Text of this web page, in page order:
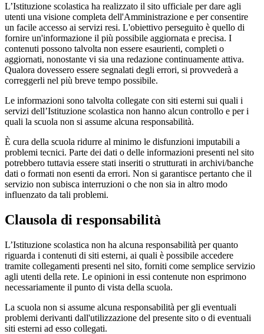
L’Istituzione scolastica ha realizzato il sito ufficiale per dare agli
utenti una visione completa dell'Amministrazione e per consentire
un facile accesso ai servizi resi. L'obiettivo perseguito è quello di
fornire un'informazione il più possibile aggiornata e precisa. I
contenuti possono talvolta non essere esaurienti, completi o
aggiornati, nonostante vi sia una redazione continuamente attiva.
Qualora dovessero essere segnalati degli errori, si provvederà a
correggerli nel più breve tempo possibile.
Le informazioni sono talvolta collegate con siti esterni sui quali i
servizi dell’Istituzione scolastica non hanno alcun controllo e per i
quali la scuola non si assume alcuna responsabilità.
È cura della scuola ridurre al minimo le disfunzioni imputabili a
problemi tecnici. Parte dei dati o delle informazioni presenti nel sito
potrebbero tuttavia essere stati inseriti o strutturati in archivi/banche
dati o formati non esenti da errori. Non si garantisce pertanto che il
servizio non subisca interruzioni o che non sia in altro modo
influenzato da tali problemi.
Clausola di responsabilità
L’Istituzione scolastica non ha alcuna responsabilità per quanto
riguarda i contenuti di siti esterni, ai quali è possibile accedere
tramite collegamenti presenti nel sito, forniti come semplice servizio
agli utenti della rete. Le opinioni in essi contenute non esprimono
necessariamente il punto di vista della scuola.
La scuola non si assume alcuna responsabilità per gli eventuali
problemi derivanti dall'utilizzazione del presente sito o di eventuali
siti esterni ad esso collegati.